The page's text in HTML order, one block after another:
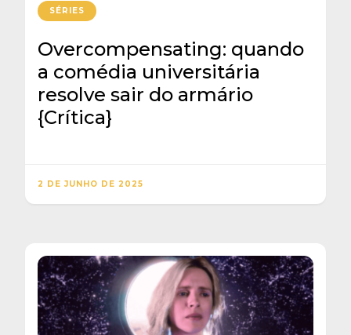
SÉRIES
Overcompensating: quando
a comédia universitária
resolve sair do armário
{Crítica}
2 DE JUNHO DE 2025